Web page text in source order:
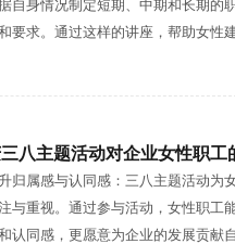
自身情况制定短期、中期和长期的
要求。通过这样的讲座，帮助女性
八主题活动对企业女性职工
归属感与认同感：三八主题活动为
与重视。通过参与活动，女性职工
认同感，更愿意为企业的发展贡献